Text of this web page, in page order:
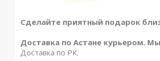
Сделайте приятный подарок
Доставка по Астане курьером.
Доставка по РК.